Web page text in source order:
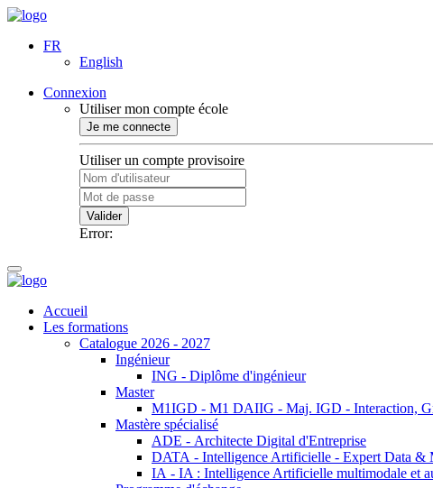
FR
English
Connexion
Utiliser mon compte école
Je me connecte
Utiliser un compte provisoire
Valider
Error:
Accueil
Les formations
Catalogue 2026 - 2027
Ingénieur
ING - Diplôme d'ingénieur
Master
M1IGD - M1 DAIIG - Maj. IGD - Interaction,
Mastère spécialisé
ADE - Architecte Digital d'Entreprise
DATA - Intelligence Artificielle - Expert Data &
IA - IA : Intelligence Artificielle multimodale et